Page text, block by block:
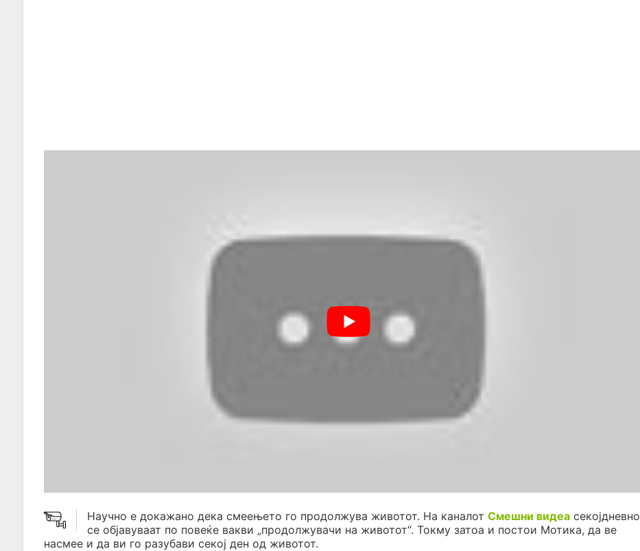
Научно е докажано дека смеењето го продолжува животот. На каналот Смешни видеа секојдневно
се објавуваат по повеќе вакви „продолжувачи на животот“. Токму затоа и постои Мотика, да ве
насмее и да ви го разубави секој ден од животот.